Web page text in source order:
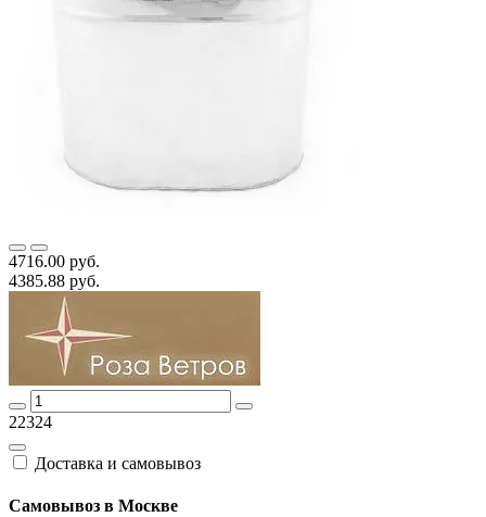
4716.00 руб.
4385.88 руб.
22324
Доставка и самовывоз
Самовывоз в Москве